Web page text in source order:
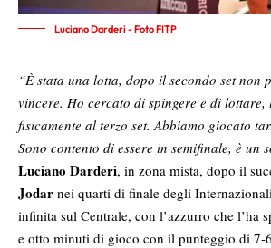
Luciano Darderi - Foto FITP
“È stata una lotta, dopo il secondo set non
vincere. Ho cercato di spingere e di lottare,
fisicamente al terzo set. Abbiamo giocato
Sono contento di essere in semifinale, è un
Luciano Darderi, in zona mista, dopo il
Jodar nei quarti di finale degli
infinita sul Centrale, con l’azzurro che l’ha
e otto minuti di gioco con il punteggio di 7-